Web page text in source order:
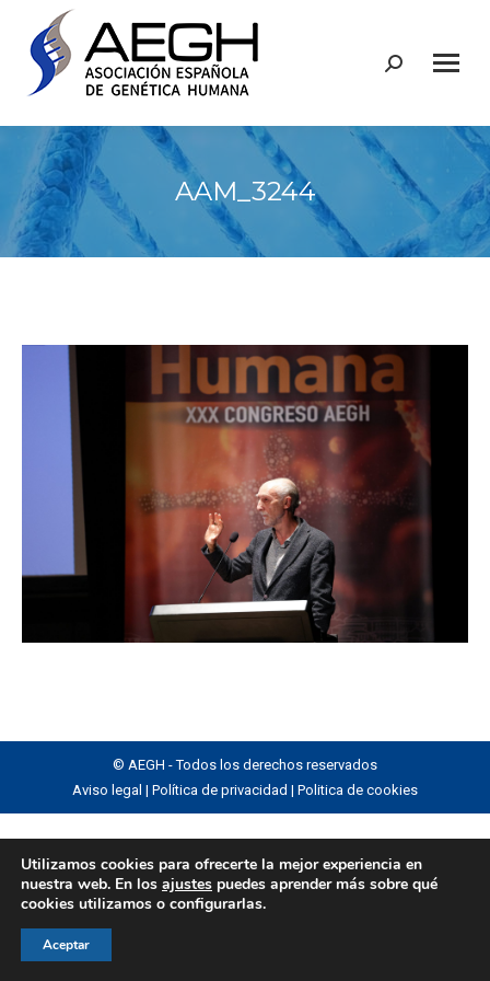
Buscar:
AAM_3244
© AEGH - Todos los derechos reservados
Aviso legal | Política de privacidad | Politica de cookies
Utilizamos cookies para ofrecerte la mejor experiencia en
nuestra web. En los ajustes puedes aprender más sobre qué
cookies utilizamos o configurarlas.
Aceptar